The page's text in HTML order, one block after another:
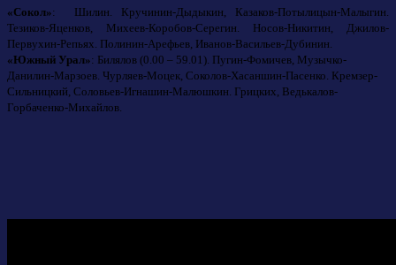
«Сокол»: Шилин. Кручинин-Дыдыкин, Казаков-Потылицын-Малыгин.
Тезиков-Яценков, Михеев-Коробов-Серегин. Носов-Никитин, Джилов-
Первухин-Репьях. Полинин-Арефьев, Иванов-Васильев-Дубинин.
«Южный Урал»: Билялов (0.00 – 59.01). Пугин-Фомичев, Музычко-
Данилин-Марзоев. Чурляев-Моцек, Соколов-Хасаншин-Пасенко. Кремзер-
Сильницкий, Соловьев-Игнашин-Малюшкин. Грицких, Ведькалов-
Горбаченко-Михайлов.